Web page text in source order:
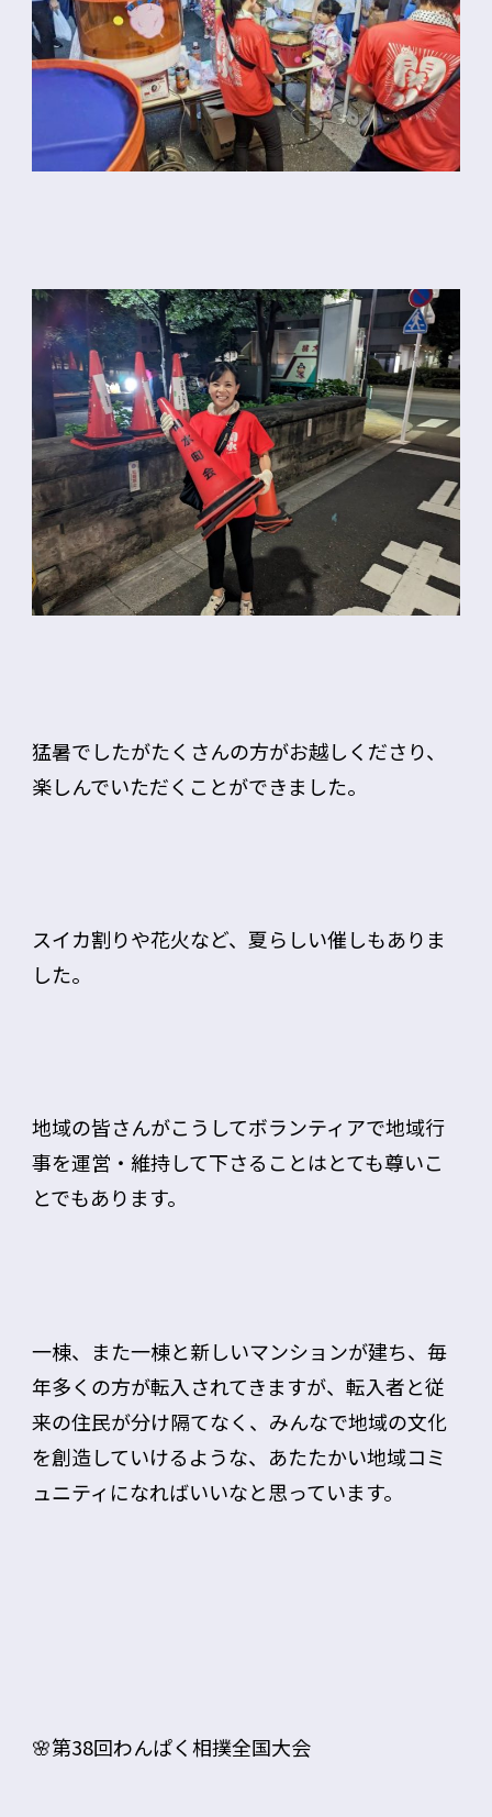
猛暑でしたがたくさんの方がお越しくださり、
楽しんでいただくことができました。
スイカ割りや花火など、夏らしい催しもありま
した。
地域の皆さんがこうしてボランティアで地域行
事を運営・維持して下さることはとても尊いこ
とでもあります。
一棟、また一棟と新しいマンションが建ち、毎
年多くの方が転入されてきますが、転入者と従
来の住民が分け隔てなく、みんなで地域の文化
を創造していけるような、あたたかい地域コミ
ュニティになればいいなと思っています。
🌸第38回わんぱく相撲全国大会